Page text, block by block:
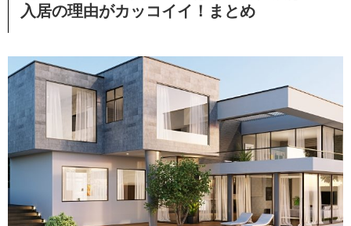
入居の理由がカッコイイ！まとめ